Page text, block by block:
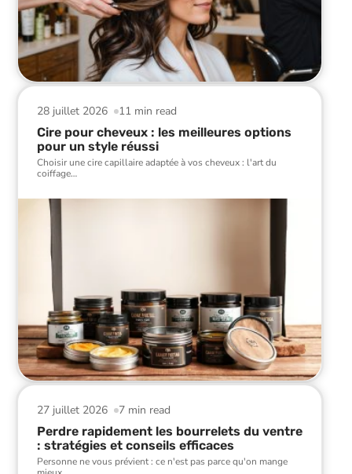
11 min read
28 juillet 2026
Cire pour cheveux : les meilleures options
pour un style réussi
Choisir une cire capillaire adaptée à vos cheveux : l'art du
coiffage…
7 min read
27 juillet 2026
Perdre rapidement les bourrelets du ventre
: stratégies et conseils efficaces
Personne ne vous prévient : ce n'est pas parce qu'on mange